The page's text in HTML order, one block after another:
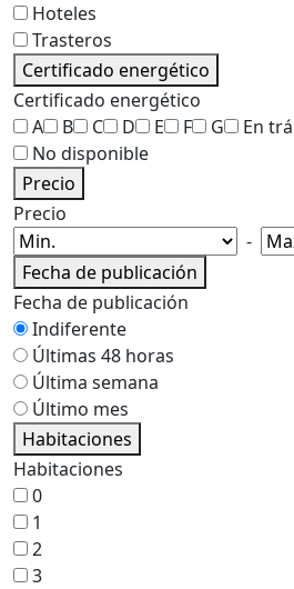
Hoteles
Trasteros
Certificado energético
Certificado energético
A
B C D E F G En
No disponible
Precio
Precio
-
Fecha de publicación
Fecha de publicación
Indiferente
Últimas 48 horas
Última semana
Último mes
Habitaciones
Habitaciones
0
1
2
3